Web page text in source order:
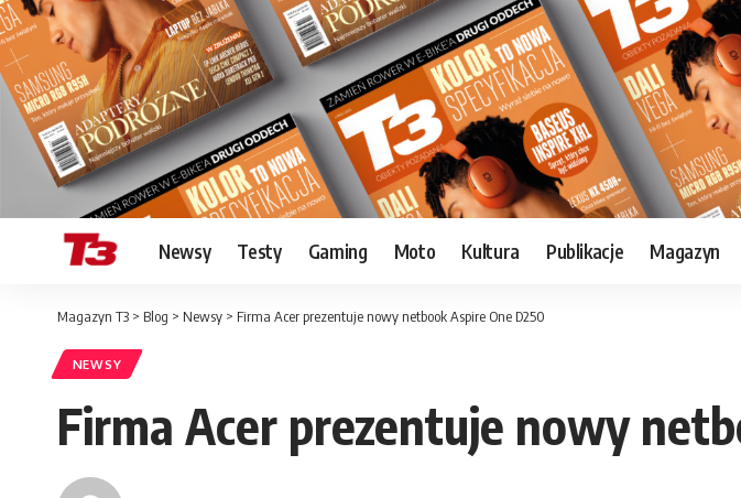
Newsy Testy Gaming Moto Kultura Publikacje Magazyn
Magazyn T3 > Blog > Newsy > Firma Acer prezentuje nowy netbook Aspire One D250
NEWSY
Firma Acer prezentuje nowy